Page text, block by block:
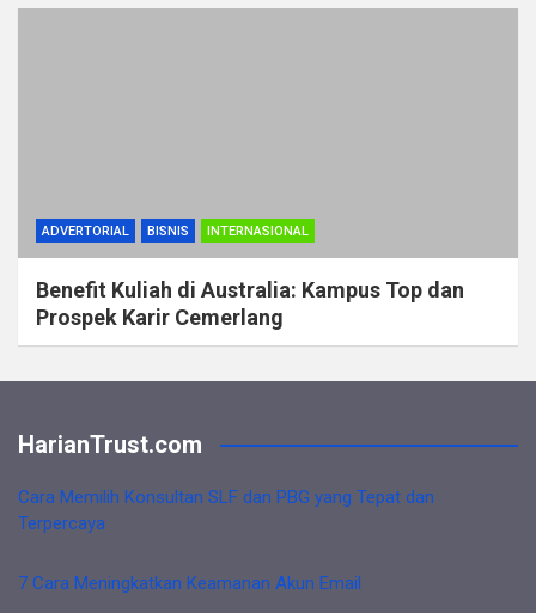
ADVERTORIAL BISNIS INTERNASIONAL
Benefit Kuliah di Australia: Kampus Top dan
Prospek Karir Cemerlang
HarianTrust.com
Cara Memilih Konsultan SLF dan PBG yang Tepat dan
Terpercaya
7 Cara Meningkatkan Keamanan Akun Email